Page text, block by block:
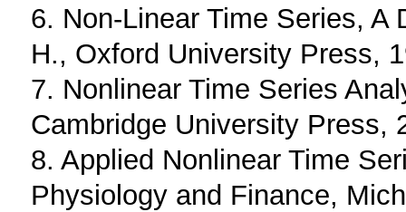
6. Non-Linear Time Series, A
H., Oxford University Press,
7. Nonlinear Time Series
Cambridge University Press,
8. Applied Nonlinear Time
Physiology and Finance,